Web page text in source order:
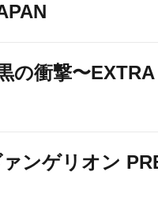
の衝撃〜EXTRA
ンゲリオン